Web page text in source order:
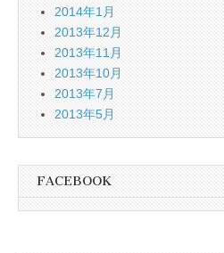
2014年1月
2013年12月
2013年11月
2013年10月
2013年7月
2013年5月
FACEBOOK